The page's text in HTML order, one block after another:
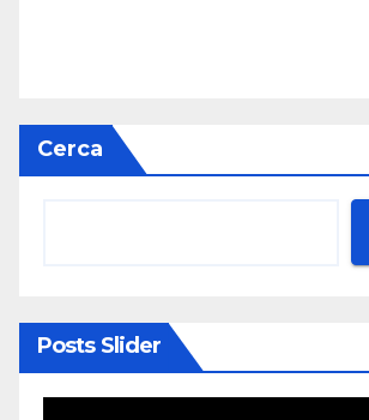
Cerca
Posts Slider